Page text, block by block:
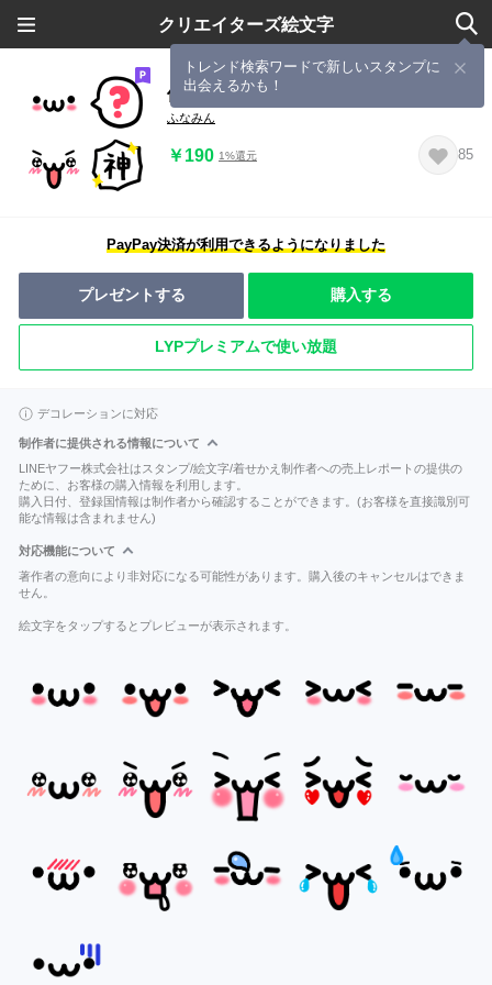
クリエイターズ絵文字
トレンド検索ワードで新しいスタンプに
出会えるかも！
使える！顔絵文字とふきだしセット
ふなみん
￥190 1%還元 85
PayPay決済が利用できるようになりました
プレゼントする 購入する
LYPプレミアムで使い放題
デコレーションに対応
制作者に提供される情報について
LINEヤフー株式会社はスタンプ/絵文字/着せかえ制作者への売上レポートの提供の
ために、お客様の購入情報を利用します。
購入日付、登録国情報は制作者から確認することができます。(お客様を直接識別可
能な情報は含まれません)
対応機能について
著作者の意向により非対応になる可能性があります。購入後のキャンセルはできま
せん。
絵文字をタップするとプレビューが表示されます。